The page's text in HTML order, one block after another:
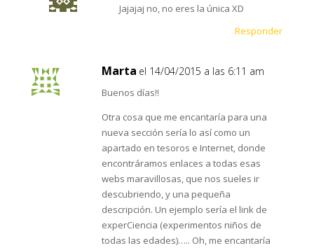
Jajajaj no, no eres la única XD
Responder
Marta el 14/04/2015 a las 6:11 am
Buenos días!!
Otra cosa que me encantaría para una
nueva sección sería lo así como un
apartado en tesoros e Internet, donde
encontráramos enlaces a todas esas
webs maravillosas, que nos sueles ir
descubriendo, y una pequeña
descripción. Un ejemplo sería el link de
experCiencia (experimentos niños de
todas las edades)….. Oh, me encantaría